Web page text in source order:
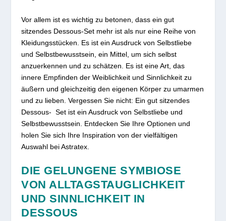
Vor allem ist es wichtig zu betonen, dass ein gut
sitzendes Dessous-Set mehr ist als nur eine Reihe von
Kleidungsstücken. Es ist ein Ausdruck von Selbstliebe
und Selbstbewusstsein, ein Mittel, um sich selbst
anzuerkennen und zu schätzen. Es ist eine Art, das
innere Empfinden der Weiblichkeit und Sinnlichkeit zu
äußern und gleichzeitig den eigenen Körper zu umarmen
und zu lieben. Vergessen Sie nicht: Ein gut sitzendes
Dessous- Set ist ein Ausdruck von Selbstliebe und
Selbstbewusstsein. Entdecken Sie Ihre Optionen und
holen Sie sich Ihre Inspiration von der vielfältigen
Auswahl bei Astratex.
DIE GELUNGENE SYMBIOSE
VON ALLTAGSTAUGLICHKEIT
UND SINNLICHKEIT IN
DESSOUS